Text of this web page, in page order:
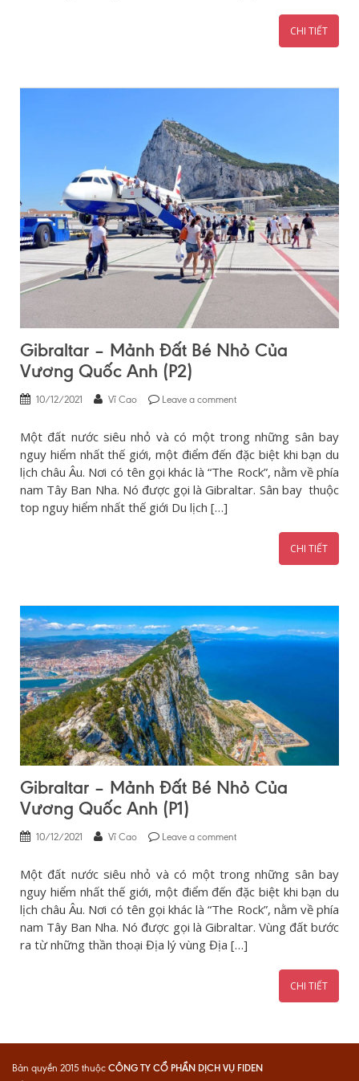
CHI TIẾT
Gibraltar – Mảnh Đất Bé Nhỏ Của
Vương Quốc Anh (P2)
10/12/2021 Vĩ Cao Leave a comment
Một đất nước siêu nhỏ và có một trong những sân bay
nguy hiểm nhất thế giới, một điểm đến đặc biệt khi bạn du
lịch châu Âu. Nơi có tên gọi khác là “The Rock”, nằm về phía
nam Tây Ban Nha. Nó được gọi là Gibraltar. Sân bay thuộc
top nguy hiểm nhất thế giới Du lịch […]
CHI TIẾT
Gibraltar – Mảnh Đất Bé Nhỏ Của
Vương Quốc Anh (P1)
10/12/2021 Vĩ Cao Leave a comment
Một đất nước siêu nhỏ và có một trong những sân bay
nguy hiểm nhất thế giới, một điểm đến đặc biệt khi bạn du
lịch châu Âu. Nơi có tên gọi khác là “The Rock”, nằm về phía
nam Tây Ban Nha. Nó được gọi là Gibraltar. Vùng đất bước
ra từ những thần thoại Địa lý vùng Địa […]
CHI TIẾT
Bản quyền 2015 thuộc CÔNG TY CỔ PHẦN DỊCH VỤ FIDEN